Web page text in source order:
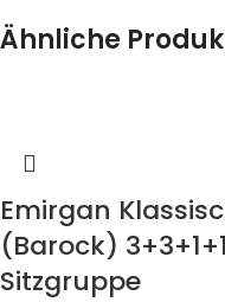
Ähnliche
Emirgan
(Barock) 3+3+1+1
Sitzgruppe